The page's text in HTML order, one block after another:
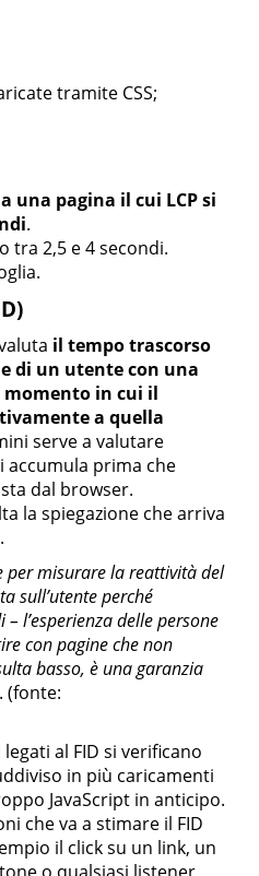
tramite CSS;
una pagina il cui LCP si
.
tra 2,5 e 4 secondi.
il tempo trascorso
di un utente con una
momento in cui il
a quella
serve a valutare
accumula prima che
dal browser.
la spiegazione che arriva
per misurare la reattività del
sull’utente perché
l’esperienza delle persone
con pagine che non
basso, è una garanzia
. (fonte:
al FID si verificano
in più caricamenti
JavaScript in anticipo.
che va a stimare il FID
il click su un link, un